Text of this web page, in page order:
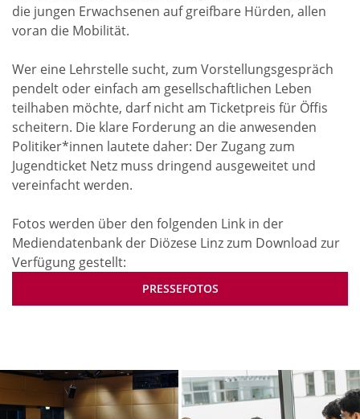
die jungen Erwachsenen auf greifbare Hürden, allen
voran die Mobilität.
Wer eine Lehrstelle sucht, zum Vorstellungsgespräch
pendelt oder einfach am gesellschaftlichen Leben
teilhaben möchte, darf nicht am Ticketpreis für Öffis
scheitern. Die klare Forderung an die anwesenden
Politiker*innen lautete daher: Der Zugang zum
Jugendticket Netz muss dringend ausgeweitet und
vereinfacht werden.
Fotos werden über den folgenden Link in der
Mediendatenbank der Diözese Linz zum Download zur
Verfügung gestellt:
PRESSEFOTOS